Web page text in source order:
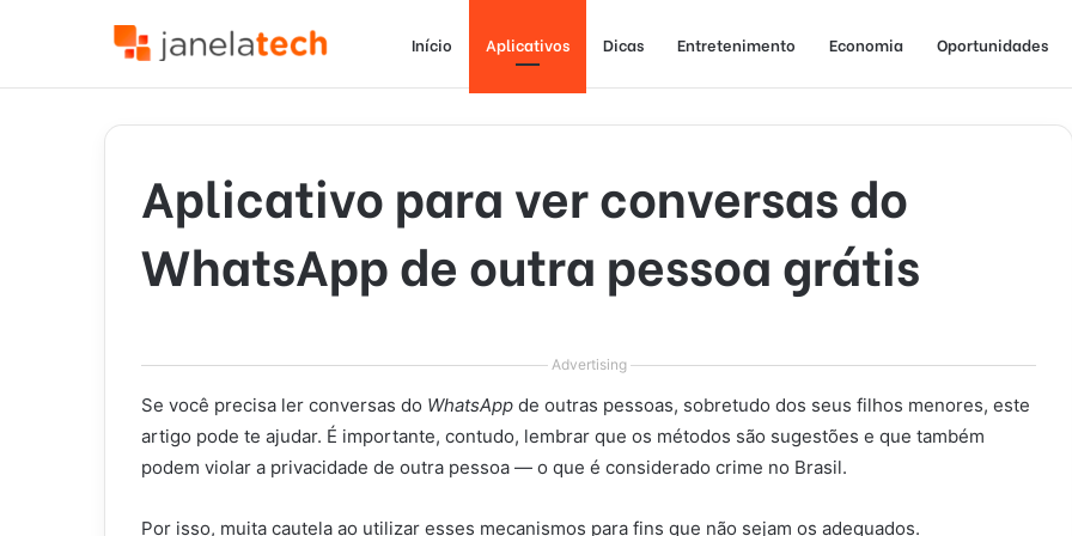
Início Aplicativos Dicas Entretenimento Economia Oportunidades
Aplicativo para ver conversas do
WhatsApp de outra pessoa grátis
Advertising
Se você precisa ler conversas do WhatsApp de outras pessoas, sobretudo dos seus filhos menores, este
artigo pode te ajudar. É importante, contudo, lembrar que os métodos são sugestões e que também
podem violar a privacidade de outra pessoa — o que é considerado crime no Brasil.
Por isso, muita cautela ao utilizar esses mecanismos para fins que não sejam os adequados.